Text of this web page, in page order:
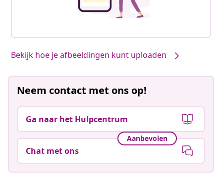
Bekijk hoe je afbeeldingen kunt uploaden
Neem contact met ons op!
Ga naar het Hulpcentrum
Aanbevolen
Chat met ons